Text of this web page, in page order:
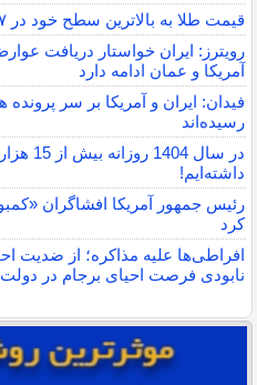
قیمت طلا به بالاترین سطح خود در ۷ هفته اخیر رسید،
رویترز: ایران خواستار دریافت
آمریکا و عمان ادامه دارد
فیدان: ایران و آمریکا بر سر
رسیده‌اند
در سال
داشته‌ایم!
رئیس جمهور آمریکا افشاگران
کرد
افراطی‌ها علیه مذاکره؛ از ضدیت
نابودی فرصت احیای برجام در